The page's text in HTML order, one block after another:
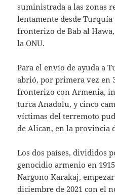
suministrada a las zonas
lentamente desde Turquía
fronterizo de Bab al
la ONU.
Para el envío de ayuda a
abrió, por primera vez en
fronterizo con Armenia,
turca Anadolu, y cinco
víctimas del terremoto
de Alican, en la provincia
Los dos países, divididos
genocidio armenio en
Nargono Karakaj,
diciembre de 2021 con el